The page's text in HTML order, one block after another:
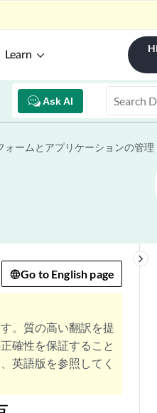
Learn
Ask AI
ォームとアプリケーションの管理
keyboard_arrow_right
Go to English page
。質の高い翻訳を提
確性を保証すること
英語版を参照してく